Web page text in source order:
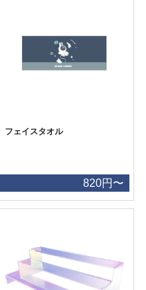
フェイスタオル
820円〜